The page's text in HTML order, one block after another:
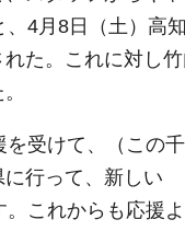
、4月8日（土）高
た。これに対し
受けて、（この千
行って、新しい
これからも応援よ